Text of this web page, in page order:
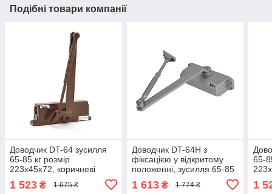
Подібні товари компанії
Доводчик DT-64 зусилля
65-85 кг розмір
223x45x72, коричневі
1 523 ₴ 1 675 ₴
Доводчик DT-64H з
фіксацією у відкритому
положенні, зусилля 65-85
срібло ЕКОБОКС
1 613₴ 1 774 ₴
65-
1